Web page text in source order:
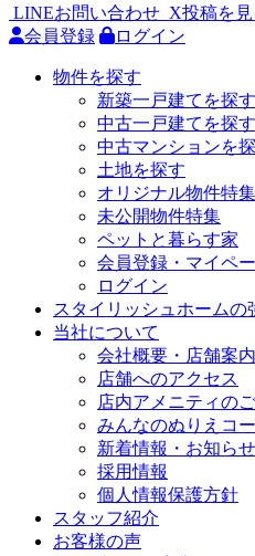
LINEお問い合わせ X投稿を見
会員登録
ログイン
物件を探す
新築一戸建てを探す
中古一戸建てを探す
中古マンションを
土地を探す
オリジナル物件特集
未公開物件特集
ペットと暮らす家
会員登録・マイペ
ログイン
スタイリッシュホームの
当社について
会社概要・店舗案内
店舗へのアクセス
店内アメニティの
みんなのぬりえコ
新着情報・お知らせ
採用情報
個人情報保護方針
スタッフ紹介
お客様の声